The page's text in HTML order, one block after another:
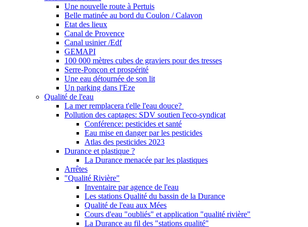
Une nouvelle route à Pertuis
Belle matinée au bord du Coulon / Calavon
Etat des lieux
Canal de Provence
Canal usinier /Edf
GEMAPI
100 000 mètres cubes de graviers pour des tresses
Serre-Ponçon et prospérité
Une eau détournée de son lit
Un parking dans l'Eze
Qualité de l'eau
La mer remplacera t'elle l'eau douce?
Pollution des captages: SDV soutien l'eco-syndicat
Conférence: pesticides et santé
Eau mise en danger par les pesticides
Atlas des pesticides 2023
Durance et plastique ?
La Durance menacée par les plastiques
Arrêtes
"Qualité Rivière"
Inventaire par agence de l'eau
Les stations Qualité du bassin de la Durance
Qualité de l'eau aux Mées
Cours d'eau "oubliés" et application "qualité rivière"
La Durance au fil des "stations qualité"